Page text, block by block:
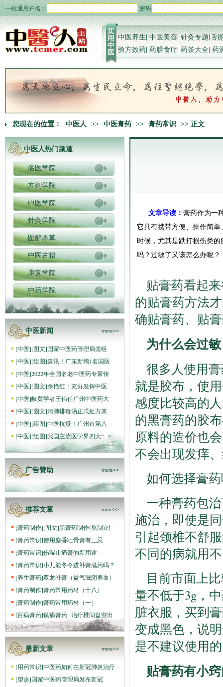
一站通用户名： 密码
中医养生|中医美容|针灸专题|刮
验方效药| 药膳食疗| 药茶大全| 药
您现在的位置： 中医人 >> 中医膏药 >> 膏药常识 >> 正文
中医人热门频道
名医学院
方剂学院
中医学院
针灸学院
图解本草
中医古籍
康复学院
中药学院
中医新闻 more>>
[中医][图文]国家中医药管理局党组
[中医][组图]喜讯！广东新增1名国医
[中医]2022年全国名老中医药专家传
[中医][图文]余艳红：充分发挥中医
[中医]岐黄学者王伟任广州中医药大
[中医][图文]清肺排毒汤正式处方来
[中医][组图]中医抗疫！广州市第八
[中医][组图]我国主流医学界四大“
广告赞助 more>>
推荐文章 more>>
[膏药制作][图文]黑膏药制作(熬制)过
[膏药常识]使用麝香壮骨膏有三忌
[膏药常识]伤湿止痛膏的新用途
[膏药常识]小儿能冬令进补膏滋药吗？
[养生膏药]双龙补膏（益气滋阴养血）
[膏药制作]膏药常用药材（十八）
[膏药制作]膏药常用药材（一）
[百病膏药]镇痛膏药 治疗椎间盘突出
最新文章 more>>
[用药常识]中医药如何在新冠肺炎治疗
[望诊]国家中医药管理局发布新冠
文章导读： 膏药作为一
它具有携带方便、操作简
时候，尤其是跌打损伤类
吗？过敏了又该怎么办呢？
贴膏药看起
的贴膏药方法
确贴膏药、贴
为什么会过
很多人使用
就是胶布，使
感度比较高的
的黑膏药的胶
原料的造价也
不会出现发痒
如何选择膏
一种膏药包
施治，即使是
引起颈椎不舒
不同的病就用
目前市面上
量不低于3g，
脏衣服，买到
变成黑色，说
是不建议使用
贴膏药有小